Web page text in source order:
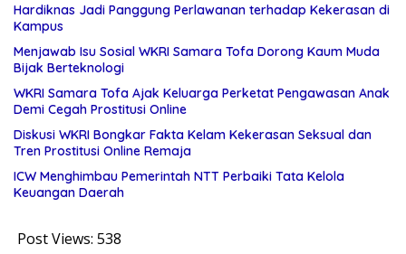
Hardiknas Jadi Panggung Perlawanan terhadap Kekerasan di
Kampus
Menjawab Isu Sosial WKRI Samara Tofa Dorong Kaum Muda
Bijak Berteknologi
WKRI Samara Tofa Ajak Keluarga Perketat Pengawasan Anak
Demi Cegah Prostitusi Online
Diskusi WKRI Bongkar Fakta Kelam Kekerasan Seksual dan
Tren Prostitusi Online Remaja
ICW Menghimbau Pemerintah NTT Perbaiki Tata Kelola
Keuangan Daerah
Post Views: 538